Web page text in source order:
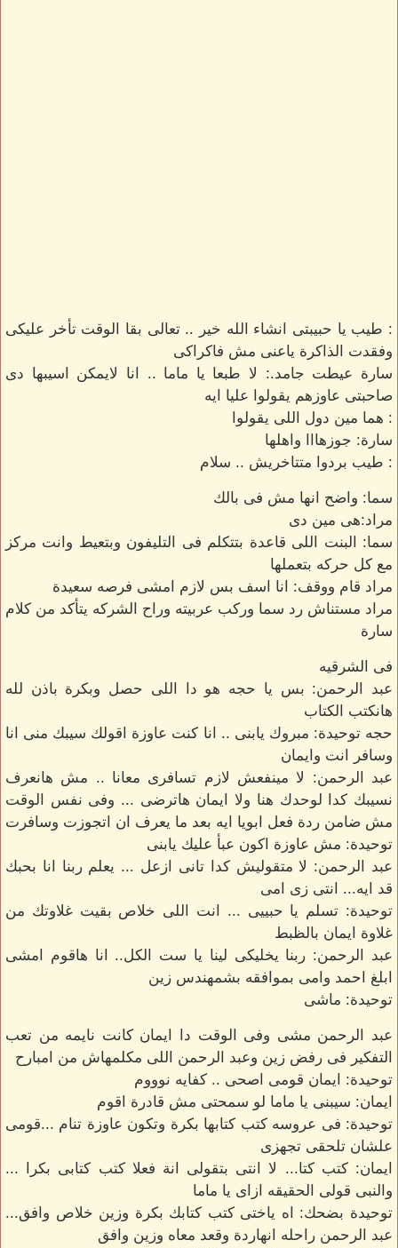
: طيب يا حبيبتى انشاء الله خير .. تعالى بقا الوقت تأخر عليكى
وفقدت الذاكرة ياعنى مش فاكراكى
سارة عيطت جامد.: لا طبعا يا ماما .. انا لايمكن اسيبها دى
صاحبتى عاوزهم يقولوا عليا ايه
: هما مين دول اللى يقولوا
سارة: جوزهااا واهلها
: طيب بردوا متتاخريش .. سلام
سما: واضح انها مش فى بالك
مراد:هى مين دى
سما: البنت اللى قاعدة بتتكلم فى التليفون وبتعيط وانت مركز
مع كل حركه بتعملها
مراد قام ووقف: انا اسف بس لازم امشى فرصه سعيدة
مراد مستناش رد سما وركب عربيته وراح الشركه يتأكد من كلام
سارة
فى الشرقيه
عبد الرحمن: بس يا حجه هو دا اللى حصل وبكرة باذن لله
هانكتب الكتاب
حجه توحيدة: مبروك يابنى .. انا كنت عاوزة اقولك سيبك منى انا
وسافر انت وايمان
عبد الرحمن: لا مينفعش لازم تسافرى معانا .. مش هانعرف
نسيبك كدا لوحدك هنا ولا ايمان هاترضى ... وفى نفس الوقت
مش ضامن ردة فعل ابويا ايه بعد ما يعرف ان اتجوزت وسافرت
توحيدة: مش عاوزة اكون عبأ عليك يابنى
عبد الرحمن: لا متقوليش كدا تانى ازعل ... يعلم ربنا انا بحبك
قد ايه... انتى زى امى
توحيدة: تسلم يا حبييى ... انت اللى خلاص بقيت غلاوتك من
غلاوة ايمان بالظبط
عبد الرحمن: ربنا يخليكى لينا يا ست الكل.. انا هاقوم امشى
ابلغ احمد وامى بموافقه بشمهندس زين
توحيدة: ماشى
عبد الرحمن مشى وفى الوقت دا ايمان كانت نايمه من تعب
التفكير فى رفض زين وعبد الرحمن اللى مكلمهاش من امبارح
توحيدة: ايمان قومى اصحى .. كفايه نوووم
ايمان: سيبنى يا ماما لو سمحتى مش قادرة اقوم
توحيدة: فى عروسه كتب كتابها بكرة وتكون عاوزة تنام ...قومى
علشان تلحقى تجهزى
ايمان: كتب كتا... لا انتى بتقولى انة فعلا كتب كتابى بكرا ...
والنبى قولى الحقيقه ازاى يا ماما
توحيدة بضحك: اه ياختى كتب كتابك بكرة وزين خلاص وافق...
عبد الرحمن راحله انهاردة وقعد معاه وزين وافق